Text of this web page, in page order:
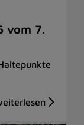
vom 7.